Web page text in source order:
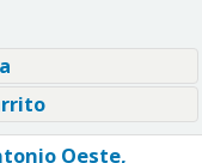
Oeste,